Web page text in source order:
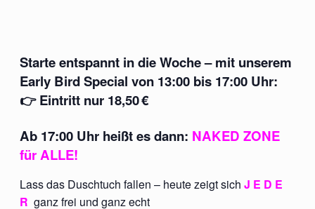
Starte entspannt in die Woche – mit unserem
Early Bird Special von 13:00 bis 17:00 Uhr:
👉Eintritt nur 18,50 €
Ab 17:00 Uhr heißt es dann: NAKED ZONE
für ALLE!
Lass das Duschtuch fallen – heute zeigt sich J E D E
R ganz frei und ganz echt